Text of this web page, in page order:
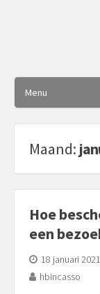
Menu
Maand:
Hoe
een
18 januari 2021
hbincasso